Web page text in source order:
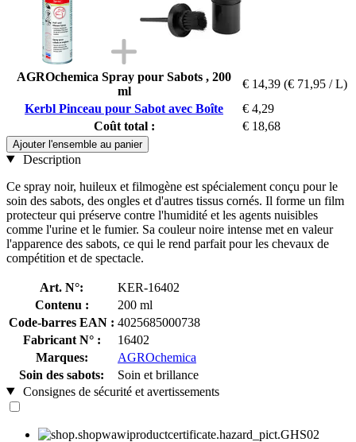
AGROchemica Spray pour Sabots , 200
ml
€ 14,39 (€ 71,95 / L)
Kerbl Pinceau pour Sabot avec Boîte
€ 4,29
Coût total :
€ 18,68
Ajouter l'ensemble au panier
Description
Ce spray noir, huileux et filmogène est spécialement conçu pour le
soin des sabots, des ongles et d'autres tissus cornés. Il forme un film
protecteur qui préserve contre l'humidité et les agents nuisibles
comme l'urine et le fumier. Sa couleur noire intense met en valeur
l'apparence des sabots, ce qui le rend parfait pour les chevaux de
compétition et de spectacle.
Art. N°:
KER-16402
Contenu :
200 ml
Code-barres EAN : 4025685000738
Fabricant N° :
16402
Marques:
AGROchemica
Soin des sabots:
Soin et brillance
Consignes de sécurité et avertissements